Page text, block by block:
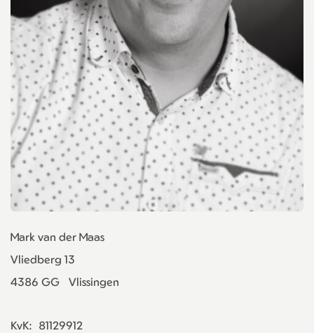
Mark van der Maas
Vliedberg 13
4386 GG
Vlissingen
KvK: 81129912